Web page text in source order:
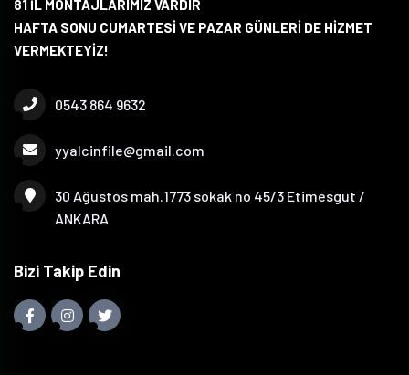
81 İL MONTAJLARIMIZ VARDIR
HAFTA SONU CUMARTESİ VE PAZAR GÜNLERİ DE HİZMET
VERMEKTEYİZ!
0543 864 9632
yyalcinfile@gmail.com
30 Ağustos mah.1773 sokak no 45/3 Etimesgut /
ANKARA
Bizi Takip Edin